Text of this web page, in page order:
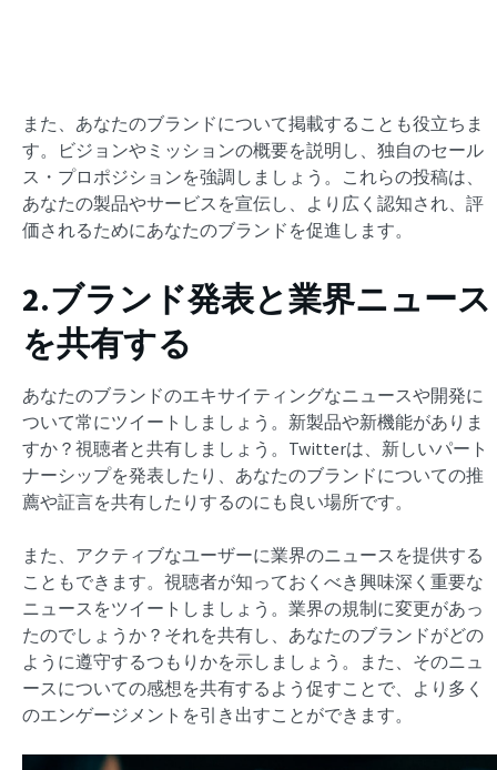
また、あなたのブランドについて掲載することも役立ちま
す。ビジョンやミッションの概要を説明し、独自のセール
ス・プロポジションを強調しましょう。これらの投稿は、
あなたの製品やサービスを宣伝し、より広く認知され、評
価されるためにあなたのブランドを促進します。
2.ブランド発表と業界ニュース
を共有する
あなたのブランドのエキサイティングなニュースや開発に
ついて常にツイートしましょう。新製品や新機能がありま
すか？視聴者と共有しましょう。Twitterは、新しいパート
ナーシップを発表したり、あなたのブランドについての推
薦や証言を共有したりするのにも良い場所です。
また、アクティブなユーザーに業界のニュースを提供する
こともできます。視聴者が知っておくべき興味深く重要な
ニュースをツイートしましょう。業界の規制に変更があっ
たのでしょうか？それを共有し、あなたのブランドがどの
ように遵守するつもりかを示しましょう。また、そのニュ
ースについての感想を共有するよう促すことで、より多く
のエンゲージメントを引き出すことができます。